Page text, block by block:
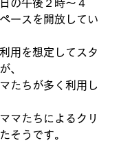
の午後２時〜４
ースを開放してい
用を想定してスタ
、
たちが多く利用し
マたちによるクリ
そうです。